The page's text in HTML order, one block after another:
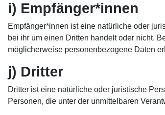
i) Empfänger*innen
Empfänger*innen ist eine natürliche oder
bei ihr um einen Dritten handelt oder nicht.
möglicherweise personenbezogene Daten
j) Dritter
Dritter ist eine natürliche oder juristische
Personen, die unter der unmittelbaren